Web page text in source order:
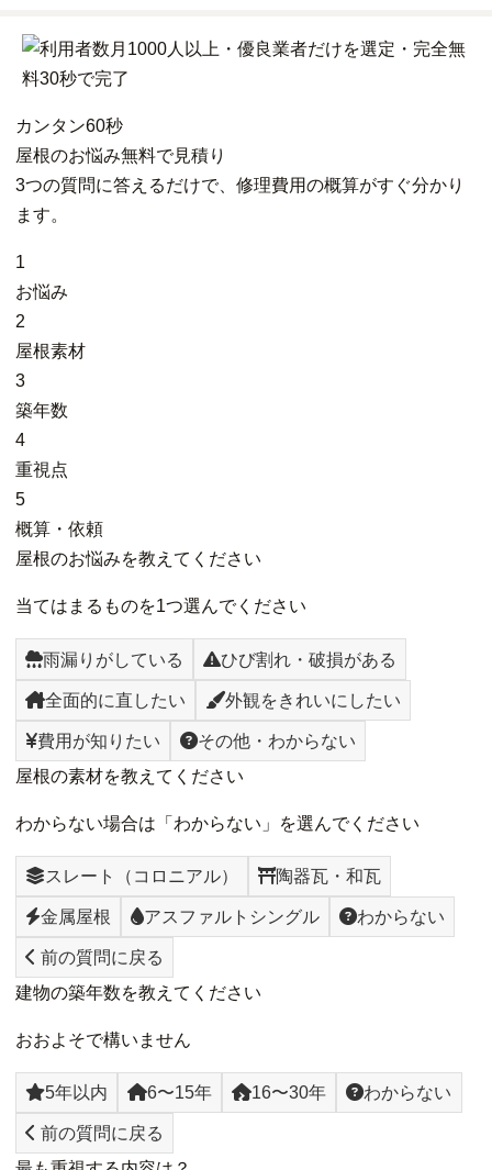
カンタン60秒
屋根のお悩み無料で見積り
3つの質問に答えるだけで、修理費用の概算がすぐ分かり
ます。
1
お悩み
2
屋根素材
3
築年数
4
重視点
5
概算・依頼
屋根のお悩みを教えてください
当てはまるものを1つ選んでください
雨漏りがしている ひび割れ・破損がある
全面的に直したい 外観をきれいにしたい
費用が知りたい
その他・わからない
屋根の素材を教えてください
わからない場合は「わからない」を選んでください
スレート（コロニアル） 陶器瓦・和瓦
金属屋根 アスファルトシングル わからない
前の質問に戻る
建物の築年数を教えてください
おおよそで構いません
5年以内 6〜15年 16〜30年 わからない
前の質問に戻る